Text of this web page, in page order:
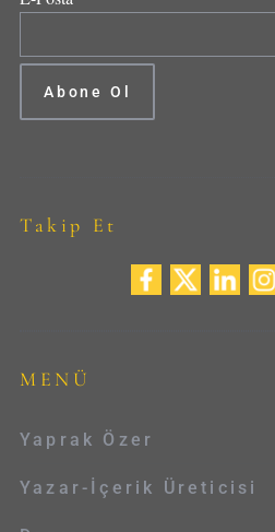
Takip Et
MENÜ
Yaprak Özer
Yazar-İçerik Üreticisi